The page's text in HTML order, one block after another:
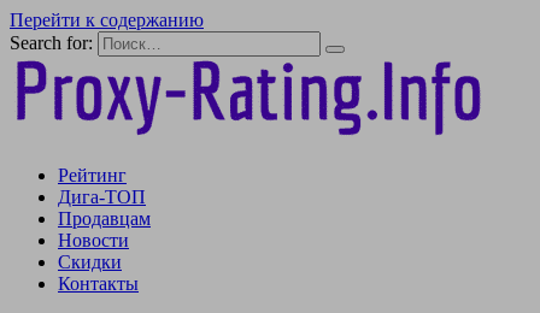
Перейти к содержанию
Search for:
Рейтинг
Дига-ТОП
Продавцам
Новости
Скидки
Контакты